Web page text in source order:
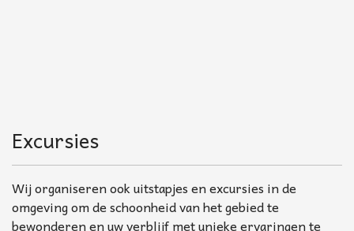
Excursies
Wij organiseren ook uitstapjes en excursies in de
omgeving om de schoonheid van het gebied te
bewonderen en uw verblijf met unieke ervaringen te